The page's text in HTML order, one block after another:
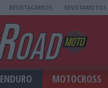
REVISTACARROS REVISTAMOTOS
ENDURO MOTOCROSS